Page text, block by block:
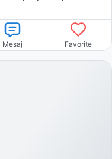
Mesaj Favorite